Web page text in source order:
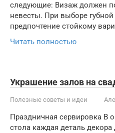
следующие: Визаж должен
невесты. При выборе
предпочтение стойкому
Читать полностью
Украшение залов на
Полезные советы и идеи
Праздничная сервировка В
стола каждая деталь